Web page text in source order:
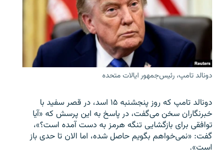
دونالد تامپ، رئیس‌جمهور ایالات متحده
دونالد تامپ که روز پنجشنبه ۱۵ اسد، در قصر سفید با
خبرنگاران سخن می‌گفت، در پاسخ به این پرسش که «آیا
توافقی برای بازگشایی تنگه هرمز به دست آمده است؟»،
گفت: «نمی‌خواهم بگویم حاصل شده، اما الان تا حدی باز
است».